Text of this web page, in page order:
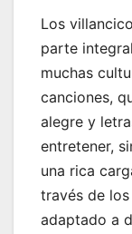
Los
parte
muchas
canciones,
alegre y
entretener,
una rica
través de
adaptado a